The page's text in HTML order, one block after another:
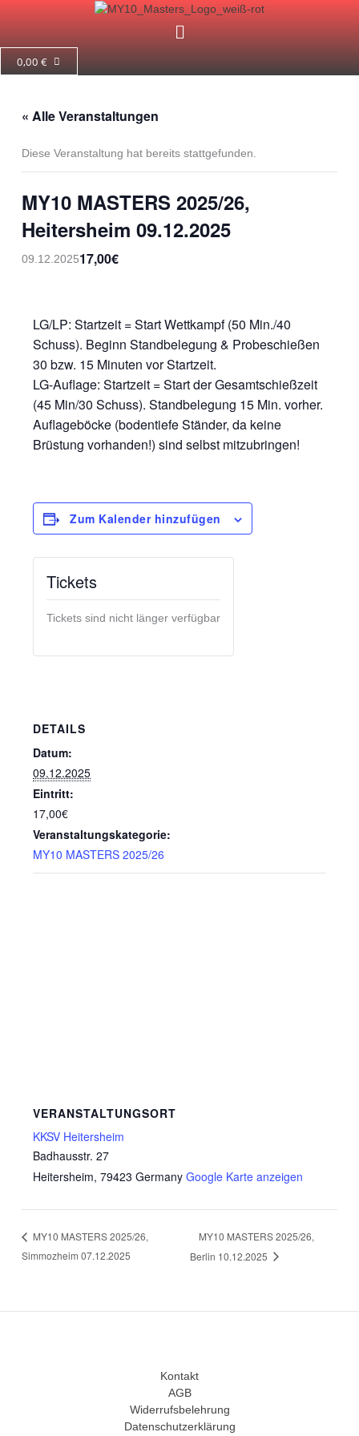
Menü
0,00 €
« Alle Veranstaltungen
Diese Veranstaltung hat bereits stattgefunden.
MY10 MASTERS 2025/26,
Heitersheim 09.12.2025
09.12.202517,00€
LG/LP: Startzeit = Start Wettkampf (50 Min./40
Schuss). Beginn Standbelegung & Probeschießen
30 bzw. 15 Minuten vor Startzeit.
LG-Auflage: Startzeit = Start der Gesamtschießzeit
(45 Min/30 Schuss). Standbelegung 15 Min. vorher.
Auflageböcke (bodentiefe Ständer, da keine
Brüstung vorhanden!) sind selbst mitzubringen!
Zum Kalender hinzufügen
DETAILS
Datum:
09.12.2025
Eintritt:
17,00€
Veranstaltungskategorie:
MY10 MASTERS 2025/26
VERANSTALTUNGSORT
KKSV Heitersheim
Badhausstr. 27
Heitersheim, 79423 Germany Google Karte anzeigen
Tickets
Tickets sind nicht länger verfügbar
MY10 MASTERS 2025/26,
Simmozheim 07.12.2025
MY10 MASTERS 2025/26,
Berlin 10.12.2025
Kontakt
AGB
Widerrufsbelehrung
Datenschutzerklärung